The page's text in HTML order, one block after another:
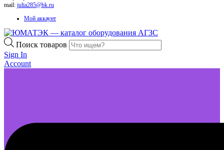
mail: julia285@bk.ru
Мой аккаунт
Поиск товаров
Sign In
Account